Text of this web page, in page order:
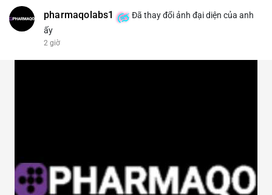
pharmaqolabs1
Đã thay đổi ảnh đại diện của anh
ấy
2 giờ